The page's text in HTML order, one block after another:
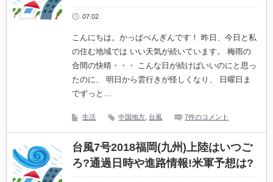
07.02
こんにちは。かっぱぺんぎんです！ 昨日、今日と私
の住む地域では いい天気が続いています。 梅雨の
合間の快晴・・・ こんな日が続けばいいのにと思っ
たのに、 明日から雲行きが怪しくなり、 日曜日ま
でずっと…
生活 中国地方 台風 7件のコメント
台風7号2018福岡(九州)上陸はいつご
ろ?通過日時や進路情報!米軍予想は?